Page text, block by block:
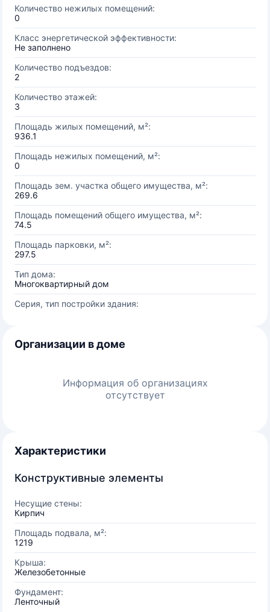
Количество нежилых помещений:
0
Класс энергетической эффективности:
Не заполнено
Количество подъездов:
2
Количество этажей:
3
Площадь жилых помещений, м²:
936.1
Площадь нежилых помещений, м²:
0
Площадь зем. участка общего имущества, м²:
269.6
Площадь помещений общего имущества, м²:
74.5
Площадь парковки, м²:
297.5
Тип дома:
Многоквартирный дом
Серия, тип постройки здания:
Организации в доме
Информация об организациях
отсутствует
Характеристики
Конструктивные элементы
Несущие стены:
Кирпич
Площадь подвала, м²:
1219
Крыша:
Железобетонные
Фундамент:
Ленточный